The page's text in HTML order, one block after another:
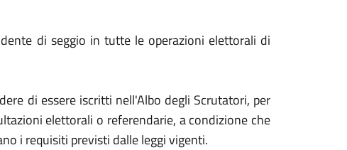
di seggio in tutte le operazioni elettorali di
di essere iscritti nell'Albo degli Scrutatori, per
elettorali o referendarie, a condizione che
i requisiti previsti dalle leggi vigenti.